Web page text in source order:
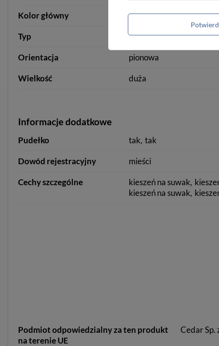
Kolor główny czarny
Typ portfel portfel
Orientacja pionowa
Wielkość duża
Informacje dodatkowe
Pudełko tak tak
Dowód rejestracyjny mieści
Cechy szczególne kieszeń na suwak
kieszeń na suwak
Podmiot odpowiedzialny za ten produkt
na terenie UE
Cedar Sp.